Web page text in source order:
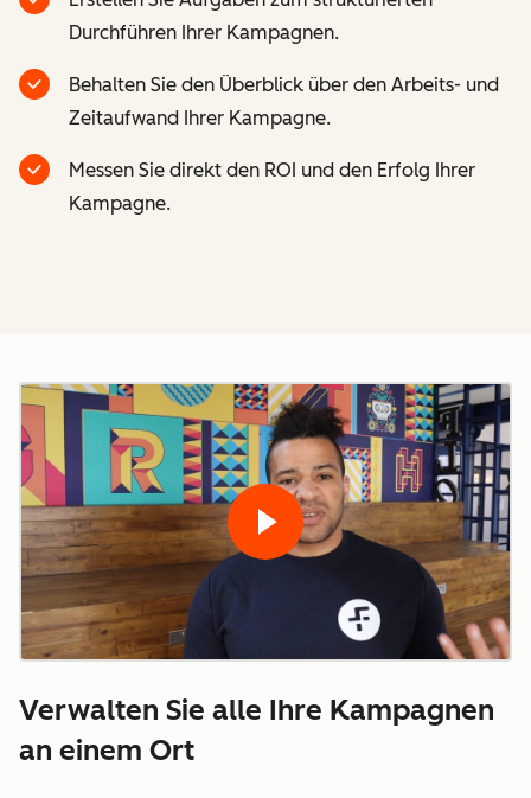
Durchführen Ihrer Kampagnen.
Behalten Sie den Überblick über den Arbeits- und
Zeitaufwand Ihrer Kampagne.
Messen Sie direkt den ROI und den Erfolg Ihrer
Kampagne.
Verwalten Sie alle Ihre Kampagnen
an einem Ort